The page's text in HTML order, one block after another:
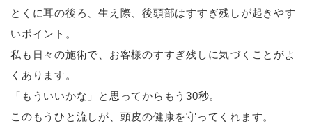
とくに耳の後ろ、生え際、後頭部はすすぎ残しが起きやす
いポイント。
私も日々の施術で、お客様のすすぎ残しに気づくことがよ
くあります。
「もういいかな」と思ってからもう30秒。
このもうひと流しが、頭皮の健康を守ってくれます。